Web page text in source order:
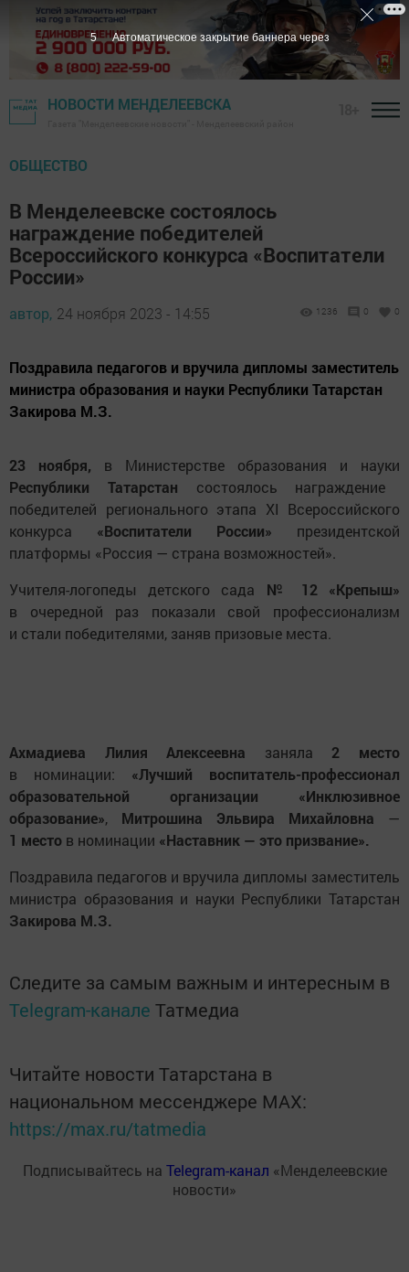
НОВОСТИ МЕНДЕЛЕЕВСКА
ОБЩЕСТВО
В Менделеевске состоялось
награждение победителей
Всероссийского конкурса «Воспитатели
России»
автор, 24 ноября 2023 - 14:55 1236 0 0
Поздравила педагогов и вручила дипломы заместитель
министра образования и науки Республики Татарстан
Закирова М.З.
23 ноября, в Министерстве образования и науки
Республики Татарстан состоялось награждение
победителей регионального этапа XI Всероссийского
конкурса «Воспитатели России» президентской
платформы «Россия — страна возможностей».
Учителя-логопеды детского сада № 12 «Крепыш»
в очередной раз показали свой профессионализм
и стали победителями, заняв призовые места.
Ахмадиева Лилия Алексеевна заняла 2 место
в номинации: «Лучший воспитатель-профессионал
образовательной организации «Инклюзивное
образование», Митрошина Эльвира Михайловна —
1 место в номинации «Наставник — это призвание».
Поздравила педагогов и вручила дипломы заместитель
министра образования и науки Республики Татарстан
Закирова М.З.
Следите за самым важным и интересным в
Telegram-канале Татмедиа
Читайте новости Татарстана в
национальном мессенджере MАХ:
https://max.ru/tatmedia
Подписывайтесь на Telegram-канал «Менделеевские
новости»
4 Автоматическое закрытие баннера через